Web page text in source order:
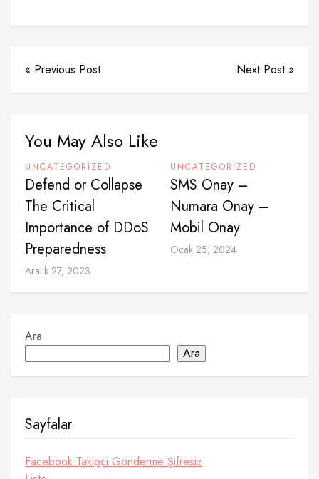
« Previous Post Next Post »
You May Also Like
UNCATEGORIZED
Defend or Collapse
The Critical
Importance of DDoS
Preparedness
Aralık 27, 2023
UNCATEGORIZED
SMS Onay –
Numara Onay –
Mobil Onay
Ocak 25, 2024
Ara
Ara
Sayfalar
Facebook Takipçi Gönderme Şifresiz